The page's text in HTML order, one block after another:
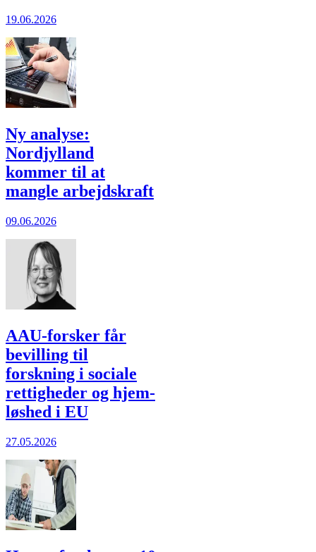
19.06.2026
Ny analyse:
Nordjylland
kommer til at
mangle arbejdskraft
09.06.2026
AAU-forsker får
bevilling til
forskning i sociale
rettigheder og hjem­
løshed i EU
27.05.2026